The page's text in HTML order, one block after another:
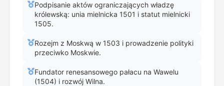
Podpisanie aktów ograniczających władzę
królewską: unia mielnicka 1501 i statut mielnicki
1505.
Rozejm z Moskwą w 1503 i prowadzenie polityki
przeciwko Moskwie.
Fundator renesansowego pałacu na Wawelu
(1504) i rozwój Wilna.